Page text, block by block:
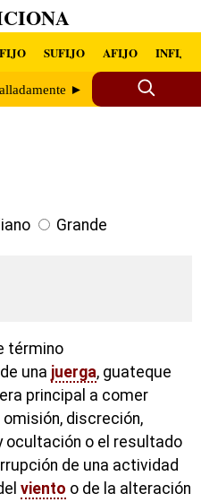
SUFIJO AFIJO INFIJO
►
Grande
término
una juerga, guateque
principal a comer
discreción,
ocultación o el resultado
de una actividad
viento o de la alteración